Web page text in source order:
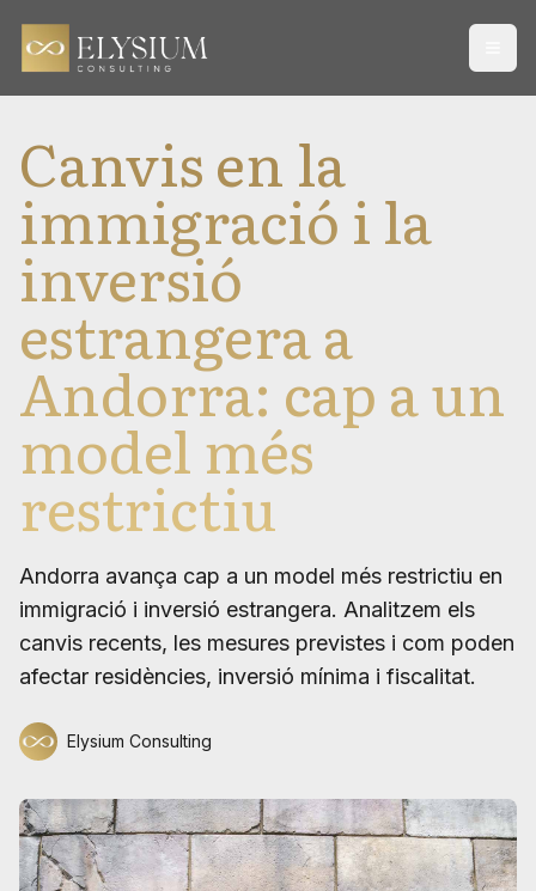
Canvis en la
immigració i la
inversió
estrangera a
Andorra: cap a un
model més
restrictiu
Andorra avança cap a un model més restrictiu en
immigració i inversió estrangera. Analitzem els
canvis recents, les mesures previstes i com poden
afectar residències, inversió mínima i fiscalitat.
Elysium Consulting